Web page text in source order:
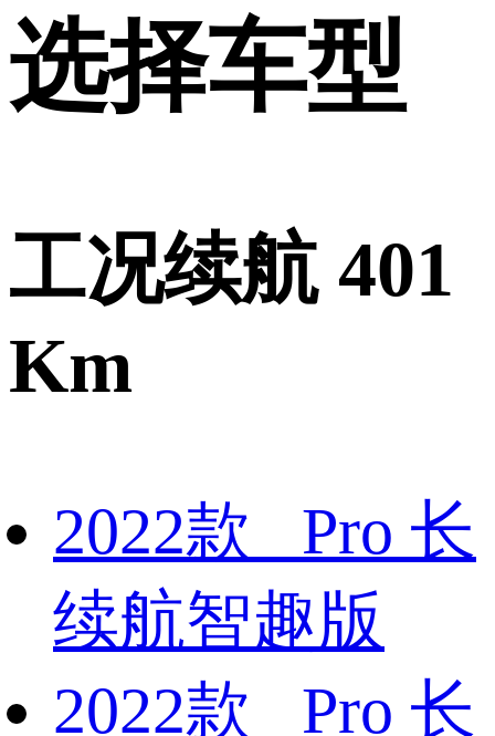
选择车型
工况续航 401
Km
2022款 Pro 长
续航智趣版
2022款 Pro 长